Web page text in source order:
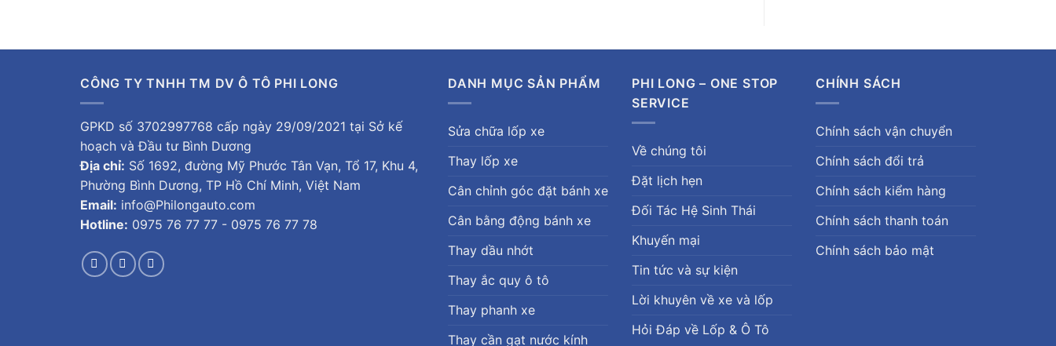
CÔNG TY TNHH TM DV Ô TÔ PHI LONG
GPKD số 3702997768 cấp ngày 29/09/2021 tại Sở kế
hoạch và Đầu tư Bình Dương
Địa chỉ: Số 1692, đường Mỹ Phước Tân Vạn, Tổ 17, Khu 4,
Phường Bình Dương, TP Hồ Chí Minh, Việt Nam
Email: info@Philongauto.com
Hotline: 0975 76 77 77 - 0975 76 77 78
DANH MỤC SẢN PHẨM
Sửa chữa lốp xe
Thay lốp xe
Cân chỉnh góc đặt bánh xe
Cân bằng động bánh xe
Thay dầu nhớt
Thay ắc quy ô tô
Thay phanh xe
Thay cần gạt nước kính
PHI LONG – ONE STOP
SERVICE
Về chúng tôi
Đặt lịch hẹn
Đối Tác Hệ Sinh Thái
Khuyến mại
Tin tức và sự kiện
Lời khuyên về xe và lốp
Hỏi Đáp về Lốp & Ô Tô
CHÍNH SÁCH
Chính sách vận chuyển
Chính sách đổi trả
Chính sách kiểm hàng
Chính sách thanh toán
Chính sách bảo mật